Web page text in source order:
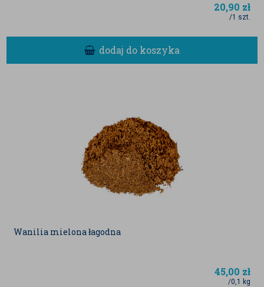
20,90 zł
/1 szt.
dodaj do koszyka
Wanilia mielona łagodna
45,00 zł
/0,1 kg